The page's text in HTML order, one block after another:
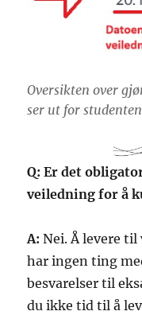
Oversikten over
ser ut for
Q: Er det
veiledning for å
A:Nei. Å levere
har ingen ting
besvarelser til
du ikke tid til å